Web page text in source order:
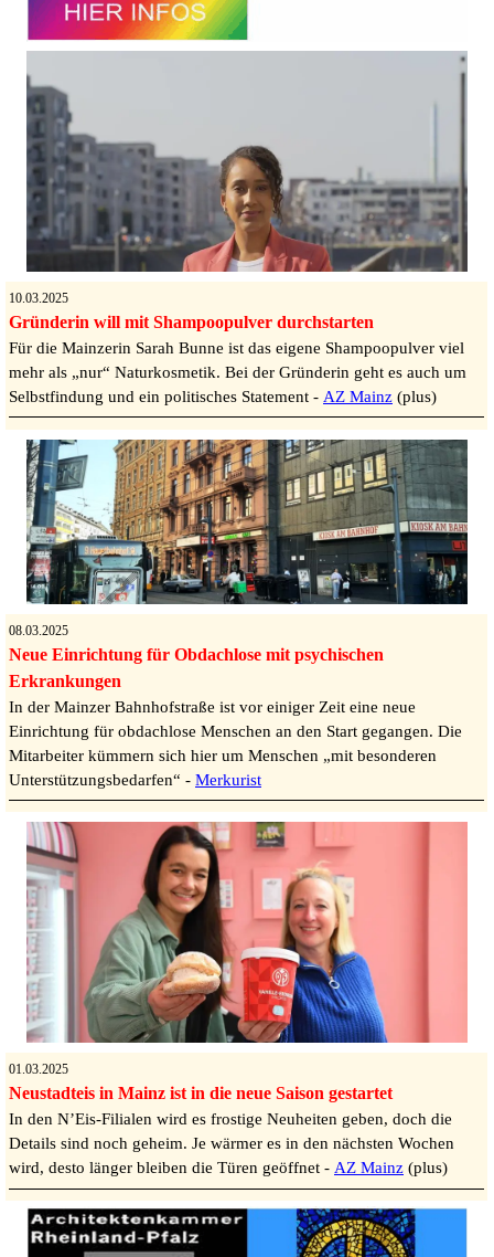
10.03.2025
Gründerin will mit Shampoopulver durchstarten
Für die Mainzerin Sarah Bunne ist das eigene Shampoopulver viel
mehr als „nur“ Naturkosmetik. Bei der Gründerin geht es auch um
Selbstfindung und ein politisches Statement - AZ Mainz (plus)
08.03.2025
Neue Einrichtung für Obdachlose mit psychischen
Erkrankungen
In der Mainzer Bahnhofstraße ist vor einiger Zeit eine neue
Einrichtung für obdachlose Menschen an den Start gegangen. Die
Mitarbeiter kümmern sich hier um Menschen „mit besonderen
Unterstützungsbedarfen“ - Merkurist
01.03.2025
Neustadteis in Mainz ist in die neue Saison gestartet
In den N’Eis-Filialen wird es frostige Neuheiten geben, doch die
Details sind noch geheim. Je wärmer es in den nächsten Wochen
wird, desto länger bleiben die Türen geöffnet - AZ Mainz (plus)